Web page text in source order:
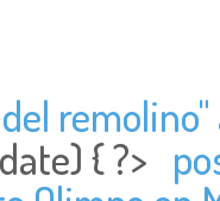
remolino"
{ ?>